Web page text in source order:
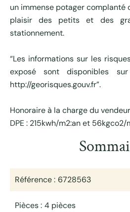
un immense potager complanté
plaisir des petits et des
stationnement.
“Les informations sur les
exposé sont disponibles
http://georisques.gouv.fr”.
Honoraire à la charge du
DPE : 215kwh/m2:an et 56kgco2/
Référence 6728563
Pièces 4 pièces